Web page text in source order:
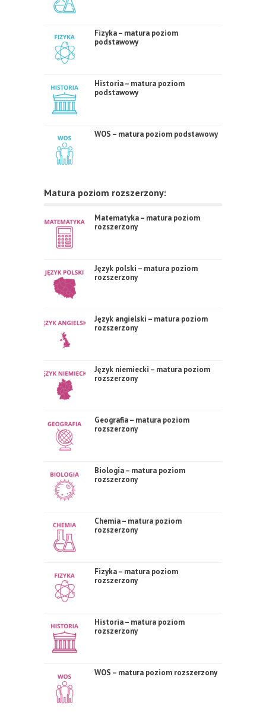
Fizyka – matura poziom
podstawowy
Historia – matura poziom
podstawowy
WOS – matura poziom podstawowy
Matura poziom rozszerzony:
Matematyka – matura poziom
rozszerzony
Język polski – matura poziom
rozszerzony
Język angielski – matura poziom
rozszerzony
Język niemiecki – matura poziom
rozszerzony
Geografia – matura poziom
rozszerzony
Biologia – matura poziom
rozszerzony
Chemia – matura poziom
rozszerzony
Fizyka – matura poziom
rozszerzony
Historia – matura poziom
rozszerzony
WOS – matura poziom rozszerzony